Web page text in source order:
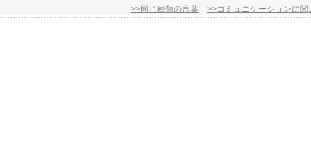
>>同じ種類の言葉 >>コミュニケーションに関